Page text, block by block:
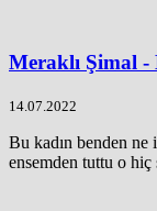
Meraklı Şimal
14.07.2022
Bu kadın benden ne
ensemden tuttu o